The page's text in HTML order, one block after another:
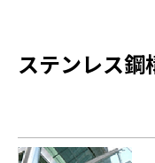
ステンレス鋼